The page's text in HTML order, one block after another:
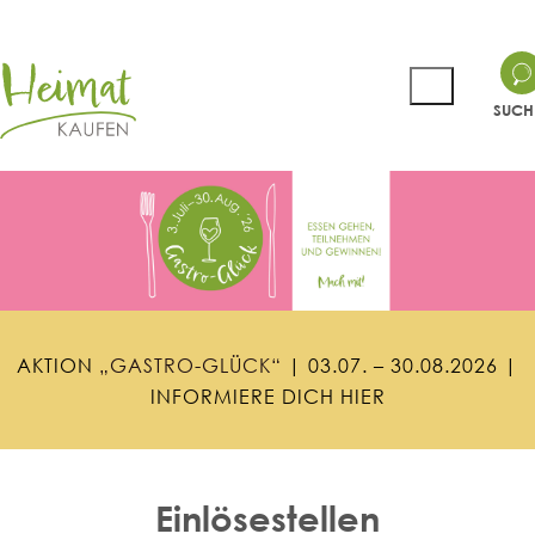
AKTION „GASTRO-GL ÜCK“ | 03.07. – 30.08.2026 |
INFORMIERE DICH HIER
Einlösestellen